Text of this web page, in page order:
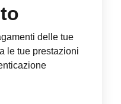
delle tue
le tue prestazioni